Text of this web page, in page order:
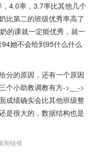
4.0率，3.7率比其他几个
比第二的班级优秀率高了
的课就一定能优秀，就一
她不会给到95什么什么
分的原因，还有一个原因
个小助教调教有方->__->
成绩确实会比其他班级整
是很大的，数据结构也是
制链接